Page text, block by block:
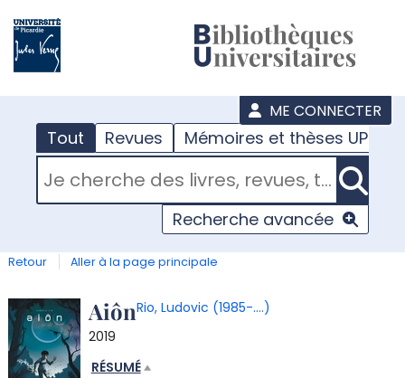
ME CONNECTER
Tout Revues Mémoires et thèses UPJV
RECHERCHER DANS "TOUT"
Recherche avancée
Retour Aller à la page principale
Détail
document
AiônRio, Ludovic (1985-....)
2019
RÉSUMÉ